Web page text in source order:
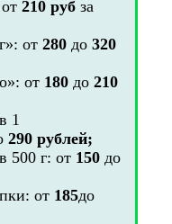
210 руб за
от 280 до 320
от 180 до 210
1
290 рублей;
500 г: от 150 до
от 185до